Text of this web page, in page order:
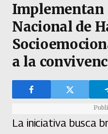
Implementan
Nacional de
a la
La iniciativa busca